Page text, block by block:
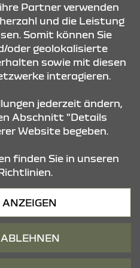
Partner verwenden
und die Leistung
Somit können Sie
oder geolokalisierte
sowie mit diesen
interagieren.
jederzeit ändern,
Abschnitt "Details
Website begeben.
finden Sie in unseren
ABLEHNEN